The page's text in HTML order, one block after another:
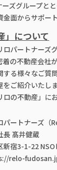
ズグループと
面からサポー
」について
ロパートナーズ
着の不動産会社
する様々なご質
ご紹介いたし
の不動産」に
パートナーズ（
長 髙井健蔵
新宿3-1-22 NSO
relo-